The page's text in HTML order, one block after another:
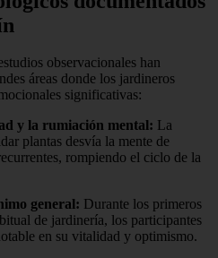
observacionales han
áreas donde los jardineros
significativas:
y la rumiación mental: La
plantas desvía la mente de
rompiendo el ciclo de la
general: Durante los primeros
de jardinería, los participantes
en su vitalidad y optimismo.